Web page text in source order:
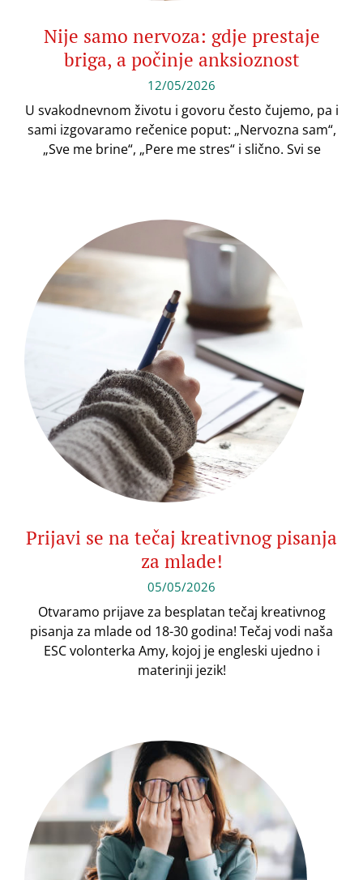
Nije samo nervoza: gdje prestaje
briga, a počinje anksioznost
12/05/2026
U svakodnevnom životu i govoru često čujemo, pa i
sami izgovaramo rečenice poput: „Nervozna sam“,
„Sve me brine“, „Pere me stres“ i slično. Svi se
Prijavi se na tečaj kreativnog pisanja
za mlade!
05/05/2026
Otvaramo prijave za besplatan tečaj kreativnog
pisanja za mlade od 18-30 godina! Tečaj vodi naša
ESC volonterka Amy, kojoj je engleski ujedno i
materinji jezik!